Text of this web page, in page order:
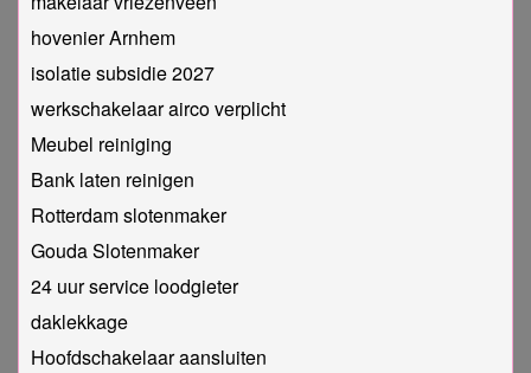
hovenier Arnhem
isolatie subsidie 2027
werkschakelaar airco verplicht
Meubel reiniging
Bank laten reinigen
Rotterdam slotenmaker
Gouda Slotenmaker
24 uur service loodgieter
daklekkage
Hoofdschakelaar aansluiten